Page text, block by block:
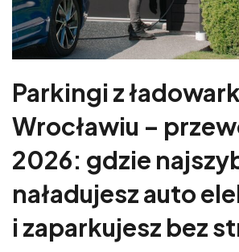
Parkingi z
Wrocławiu –
2026: gdzie
naładujesz auto
i zaparkujesz bez